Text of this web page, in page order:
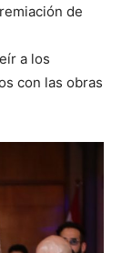
de
a los
con las obras